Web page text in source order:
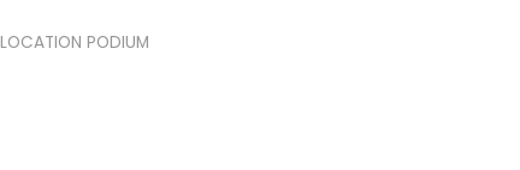
LOCATION PODIUM